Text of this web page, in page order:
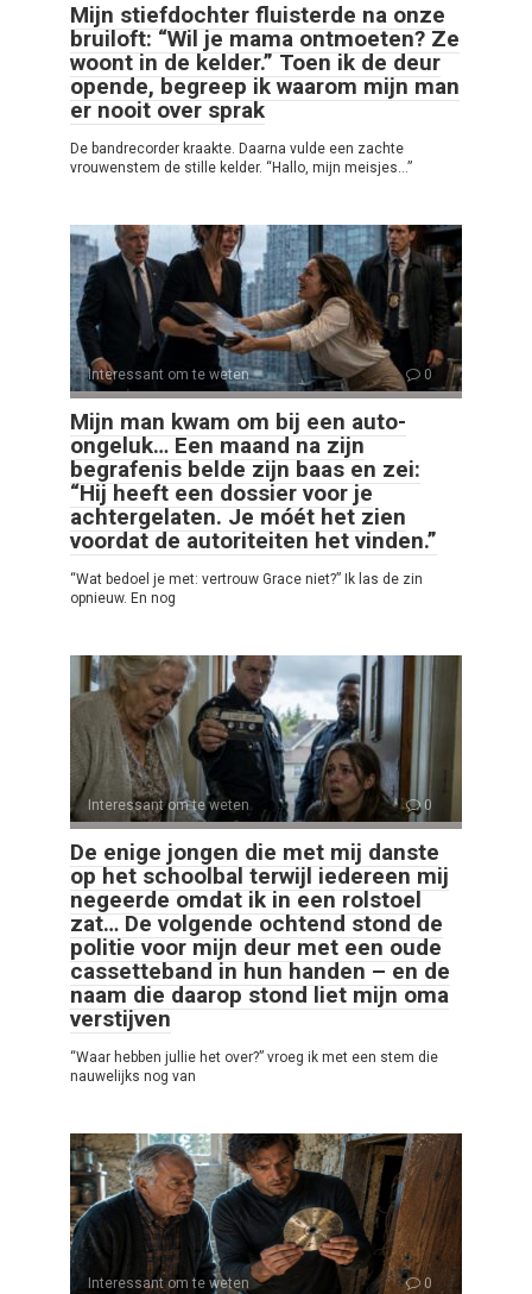
Mijn stiefdochter fluisterde na onze
bruiloft: “Wil je mama ontmoeten? Ze
woont in de kelder.” Toen ik de deur
opende, begreep ik waarom mijn man
er nooit over sprak
De bandrecorder kraakte. Daarna vulde een zachte
vrouwenstem de stille kelder. “Hallo, mijn meisjes…”
Interessant om te weten 0
Mijn man kwam om bij een auto-
ongeluk… Een maand na zijn
begrafenis belde zijn baas en zei:
“Hij heeft een dossier voor je
achtergelaten. Je móét het zien
voordat de autoriteiten het vinden.”
“Wat bedoel je met: vertrouw Grace niet?” Ik las de zin
opnieuw. En nog
Interessant om te weten 0
De enige jongen die met mij danste
op het schoolbal terwijl iedereen mij
negeerde omdat ik in een rolstoel
zat… De volgende ochtend stond de
politie voor mijn deur met een oude
cassetteband in hun handen – en de
naam die daarop stond liet mijn oma
verstijven
“Waar hebben jullie het over?” vroeg ik met een stem die
nauwelijks nog van
Interessant om te weten 0